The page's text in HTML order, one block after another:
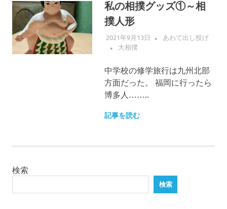
私の相撲グッズ①～相
撲人形
2021年9月13日
あわて出し投げ
大相撲
中学校の修学旅行は九州北部
方面だった。 福岡に行ったら
博多人……..
記事を読む
検索
検索